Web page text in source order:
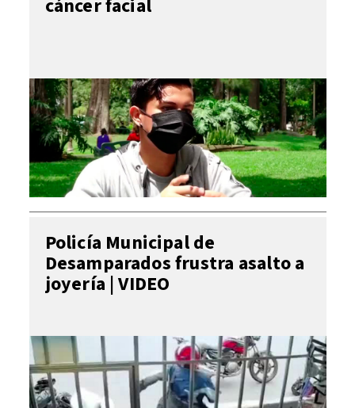
cáncer facial
Policía Municipal de
Desamparados frustra asalto a
joyería | VIDEO